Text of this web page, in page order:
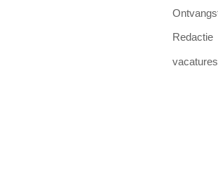
Redactie
vacatures